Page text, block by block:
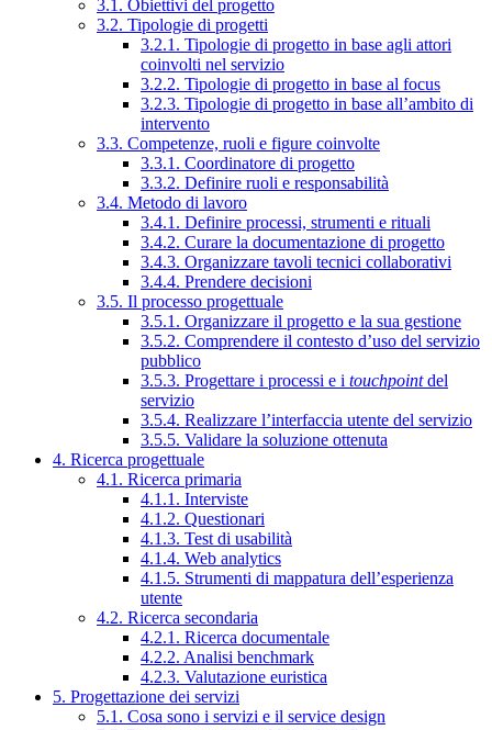
3.1. Obiettivi del progetto
3.2. Tipologie di progetti
3.2.1. Tipologie di progetto in base agli attori
coinvolti nel servizio
3.2.2. Tipologie di progetto in base al focus
3.2.3. Tipologie di progetto in base all’ambito di
intervento
3.3. Competenze, ruoli e figure coinvolte
3.3.1. Coordinatore di progetto
3.3.2. Definire ruoli e responsabilità
3.4. Metodo di lavoro
3.4.1. Definire processi, strumenti e rituali
3.4.2. Curare la documentazione di progetto
3.4.3. Organizzare tavoli tecnici collaborativi
3.4.4. Prendere decisioni
3.5. Il processo progettuale
3.5.1. Organizzare il progetto e la sua gestione
3.5.2. Comprendere il contesto d’uso del servizio
pubblico
3.5.3. Progettare i processi e i touchpointdel
servizio
3.5.4. Realizzare l’interfaccia utente del servizio
3.5.5. Validare la soluzione ottenuta
4. Ricerca progettuale
4.1. Ricerca primaria
4.1.1. Interviste
4.1.2. Questionari
4.1.3. Test di usabilità
4.1.4. Web analytics
4.1.5. Strumenti di mappatura dell’esperienza
utente
4.2. Ricerca secondaria
4.2.1. Ricerca documentale
4.2.2. Analisi benchmark
4.2.3. Valutazione euristica
5. Progettazione dei servizi
5.1. Cosa sono i servizi e il service design